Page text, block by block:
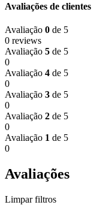
Avaliações de clientes
Avaliação 0 de 5
0 reviews
Avaliação 5 de 5
0
Avaliação 4 de 5
0
Avaliação 3 de 5
0
Avaliação 2 de 5
0
Avaliação 1 de 5
0
Avaliações
Limpar filtros